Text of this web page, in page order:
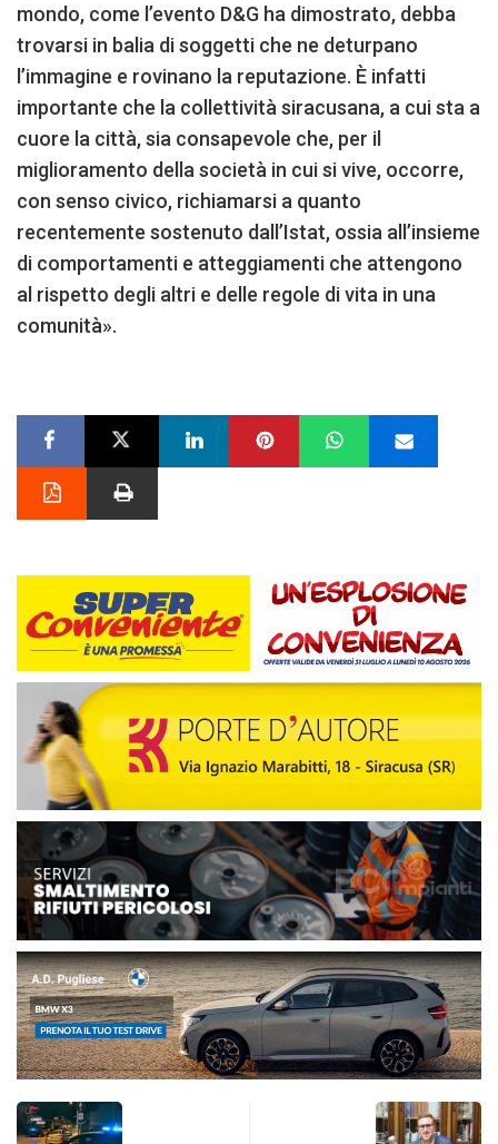
mondo, come l’evento D&G ha dimostrato, debba
trovarsi in balia di soggetti che ne deturpano
l’immagine e rovinano la reputazione. È infatti
importante che la collettività siracusana, a cui sta a
cuore la città, sia consapevole che, per il
miglioramento della società in cui si vive, occorre,
con senso civico, richiamarsi a quanto
recentemente sostenuto dall’Istat, ossia all’insieme
di comportamenti e atteggiamenti che attengono
al rispetto degli altri e delle regole di vita in una
comunità».